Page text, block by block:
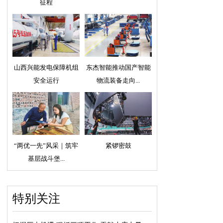
征程
山西兴能发电保障机组
安全运行
东杰智能推动国产智能
物流装备走向...
“两优一先”风采｜筑牢
基层战斗堡...
紧锣密鼓
特别关注